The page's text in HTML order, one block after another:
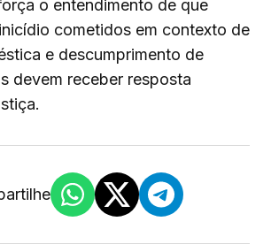
o entendimento de que
cometidos em contexto de
e descumprimento de
devem receber resposta